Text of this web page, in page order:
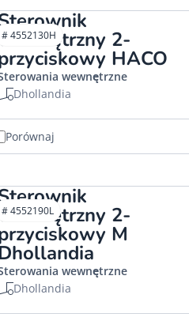
wewnętrzny 2-
HACO
wewnętrzne
Dhollandia
# 4552130H
Porównaj
wewnętrzny 2-
M
wewnętrzne
Dhollandia
# 4552190L